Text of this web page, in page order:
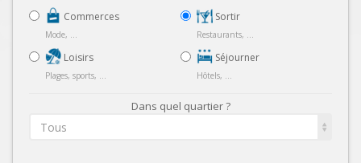
Commerces
Mode, ...
Loisirs
Plages, sports, ...
Sortir
Restaurants, ...
Séjourner
Hôtels, ...
Dans quel quartier ?
Tous